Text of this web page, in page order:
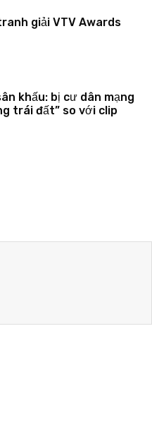
giải VTV Awards
khấu: bị cư dân mạng
trái đất” so với clip